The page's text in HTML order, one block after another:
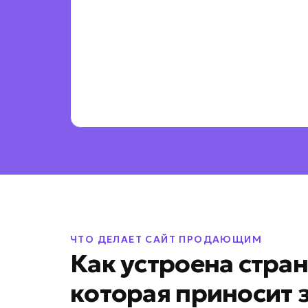
ЧТО ДЕЛАЕТ САЙТ ПРОДАЮЩИМ
Как устроена
которая приносит